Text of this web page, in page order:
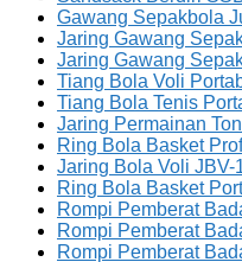
Gawang Sepakbola
Jaring Gawang
Jaring Gawang
Tiang Bola Voli
Tiang Bola Tenis
Jaring Permainan
Ring Bola Basket
Jaring Bola Voli JBV-
Ring Bola Basket
Rompi Pemberat
Rompi Pemberat
Rompi Pemberat